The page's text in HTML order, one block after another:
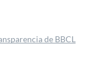
de BBCL